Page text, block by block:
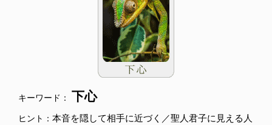
キーワード： 下心
ヒント： 本音を隠して相手に近づく／聖人君子に見える人